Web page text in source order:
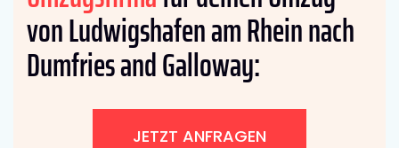
von Ludwigshafen am Rhein nach
Dumfries and Galloway:
JETZT ANFRAGEN